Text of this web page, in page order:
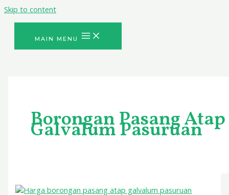
Skip to content
MAIN MENU
Borongan Pasang Atap
Galvalum Pasuruan